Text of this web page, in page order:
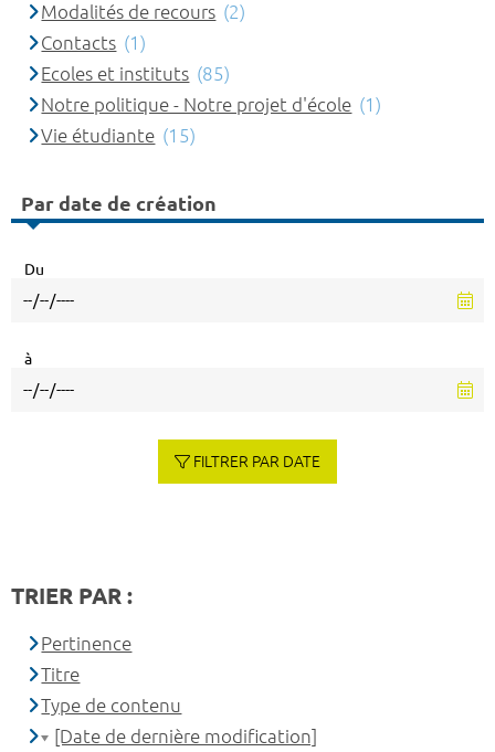
Modalités de recours (2)
Contacts (1)
Ecoles et instituts (85)
Notre politique - Notre projet d'école (1)
Vie étudiante (15)
Par date de création
Du
à
FILTRER PAR DATE
TRIER PAR :
Pertinence
Titre
Type de contenu
[Date de dernière modification]